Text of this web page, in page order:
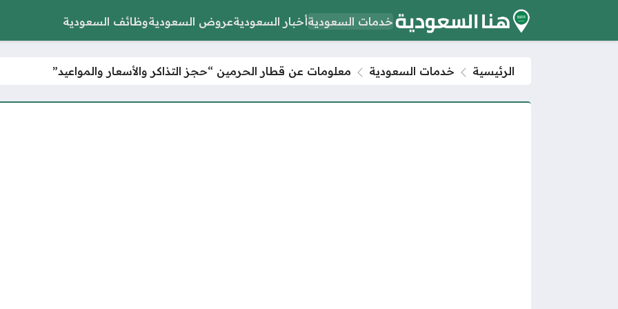
خدمات السعوديةأخبار السعوديةعروض السعوديةوظائف السعودية
الرئيسية خدمات السعودية معلومات عن قطار الحرمين “حجز التذاكر والأسعار والمواعيد”